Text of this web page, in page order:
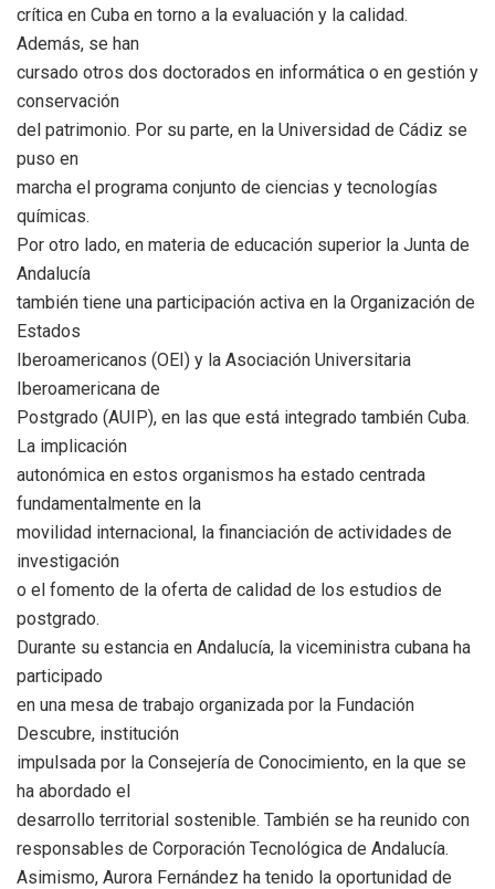
crítica en Cuba en torno a la evaluación y la calidad.
Además, se han
cursado otros dos doctorados en informática o en gestión y
conservación
del patrimonio. Por su parte, en la Universidad de Cádiz se
puso en
marcha el programa conjunto de ciencias y tecnologías
químicas.
Por otro lado, en materia de educación superior la Junta de
Andalucía
también tiene una participación activa en la Organización de
Estados
Iberoamericanos (OEI) y la Asociación Universitaria
Iberoamericana de
Postgrado (AUIP), en las que está integrado también Cuba.
La implicación
autonómica en estos organismos ha estado centrada
fundamentalmente en la
movilidad internacional, la financiación de actividades de
investigación
o el fomento de la oferta de calidad de los estudios de
postgrado.
Durante su estancia en Andalucía, la viceministra cubana ha
participado
en una mesa de trabajo organizada por la Fundación
Descubre, institución
impulsada por la Consejería de Conocimiento, en la que se
ha abordado el
desarrollo territorial sostenible. También se ha reunido con
responsables de Corporación Tecnológica de Andalucía.
Asimismo, Aurora Fernández ha tenido la oportunidad de